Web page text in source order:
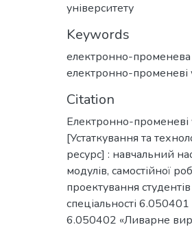
університету
Keywords
електронно-променева
електронно-променеві
Citation
Електронно-променеві
[Устаткування та
ресурс] : навчальний
модулів, самостійної
проектування
спеціальності 6.050401
6.050402 «Ливарне